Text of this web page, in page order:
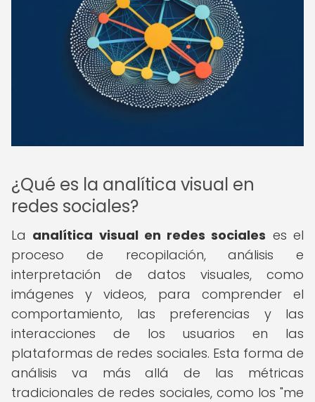
¿Qué es la analítica visual en
redes sociales?
La analítica visual en redes sociales es el
proceso de recopilación, análisis e
interpretación de datos visuales, como
imágenes y videos, para comprender el
comportamiento, las preferencias y las
interacciones de los usuarios en las
plataformas de redes sociales. Esta forma de
análisis va más allá de las métricas
tradicionales de redes sociales, como los "me